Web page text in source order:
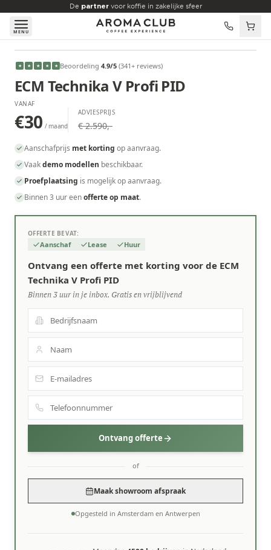
Skip to main content
De partnervoor koffie in zakelijke sfeer
MENU
VANAF
€30
★ ★ ★ ★ ★ Beoordeling 4.9/5 (341+ reviews)
ECM Technika V Profi PID
VANAF
€30 / maand
ADVIESPRIJS
€ 2.590,-
Aanschafprijs met korting op aanvraag.
Vaakdemo modellen beschikbaar.
Proefplaatsing is mogelijk op aanvraag.
Binnen 3 uur eenofferte op maat.
OFFERTE BEVAT:
Aanschaf Lease Huur
Ontvang een offerte met korting voor de ECM
Technika V Profi PID
Binnen 3 uur in je inbox. Gratis en vrijblijvend
Ontvang offerte
of
Maak showroom afspraak
Opgesteld in Amsterdam en Antwerpen